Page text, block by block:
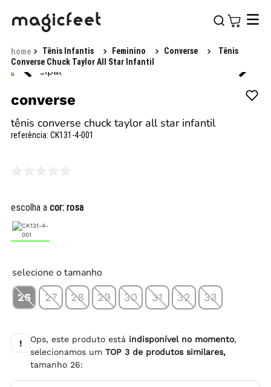
Tênis Infantis Feminino Converse
Tênis
Converse Chuck Taylor All Star Infantil
converse
tênis converse chuck taylor all star infantil
referência: CK131-4-001
escolha a cor: rosa
selecione o tamanho
26 27 28 29 30 31 32 33
! Ops, este produto está indisponível no momento,
selecionamos umTOP3 de produtos similares,
tamanho 26: